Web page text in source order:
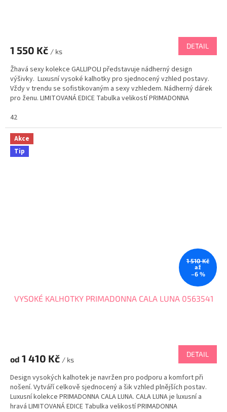
1 550 Kč / ks
DETAIL
Žhavá sexy kolekce GALLIPOLI představuje nádherný design
výšivky. Luxusní vysoké kalhotky pro sjednocený vzhled postavy.
Vždy v trendu se sofistikovaným a sexy vzhledem. Nádherný dárek
pro ženu. LIMITOVANÁ EDICE Tabulka velikostí PRIMADONNA
42
Akce
Tip
1 510 Kč
až
–6 %
VYSOKÉ KALHOTKY PRIMADONNA CALA LUNA 0563541
od 1 410 Kč / ks
DETAIL
Design vysokých kalhotek je navržen pro podporu a komfort při
nošení. Vytváří celkově sjednocený a šik vzhled plnějších postav.
Luxusní kolekce PRIMADONNA CALA LUNA. CALA LUNA je luxusní a
hravá LIMITOVANÁ EDICE Tabulka velikostí PRIMADONNA